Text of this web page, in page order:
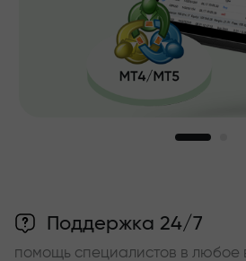
Поддержка 24/7
помощь специалистов в любое